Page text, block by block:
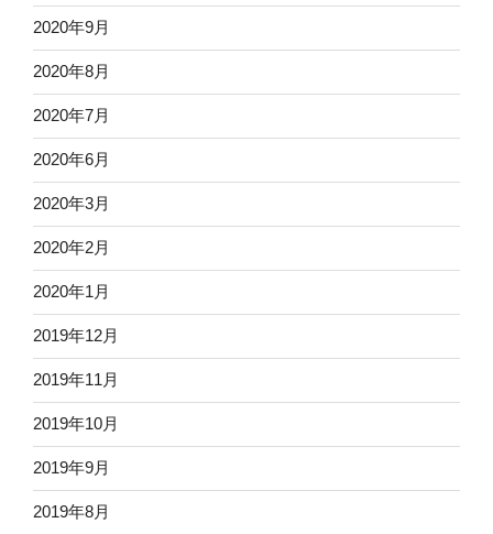
2020年9月
2020年8月
2020年7月
2020年6月
2020年3月
2020年2月
2020年1月
2019年12月
2019年11月
2019年10月
2019年9月
2019年8月